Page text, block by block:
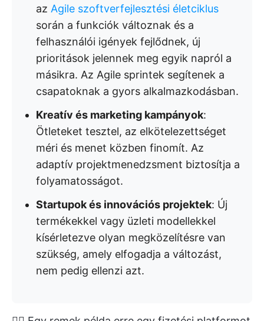
az Agile szoftverfejlesztési életciklus
során a funkciók változnak és a
felhasználói igények fejlődnek, új
prioritások jelennek meg egyik napról a
másikra. Az Agile sprintek segítenek a
csapatoknak a gyors alkalmazkodásban.
Kreatív és marketing kampányok:
Ötleteket tesztel, az elkötelezettséget
méri és menet közben finomít. Az
adaptív projektmenedzsment biztosítja a
folyamatosságot.
Startupok és innovációs projektek: Új
termékekkel vagy üzleti modellekkel
kísérletezve olyan megközelítésre van
szükség, amely elfogadja a változást,
nem pedig ellenzi azt.